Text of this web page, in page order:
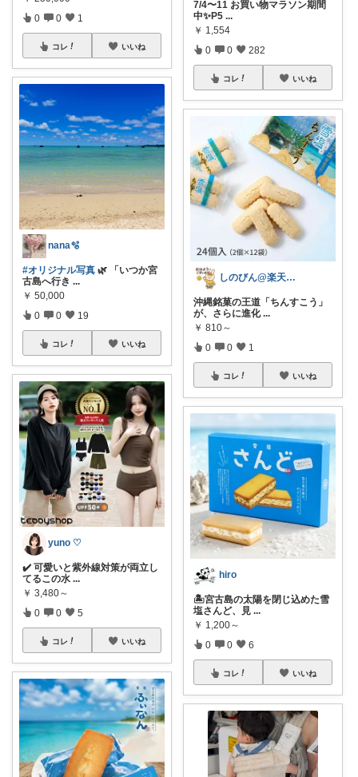
0 0 1
コレ いいね
nana🫧
#オリジナル写真 🌿 「いつか宮
古島へ行き ...
￥ 50,000
0 0 19
コレ いいね
yuno ♡
✔️ 可愛いと紫外線対策が両立し
てるこの水 ...
￥ 3,480～
0 0 5
コレ いいね
7/4〜11 お買い物マラソン期間
中✨P5 ...
￥ 1,554
0 0 282
コレ いいね
しのびん@楽天Room
沖縄銘菓の王道「ちんすこう」
が、さらに進化 ...
￥ 810～
0 0 1
コレ いいね
hiro
🏝️宮古島の太陽を閉じ込めた雪
塩さんど、見 ...
￥ 1,200～
0 0 6
コレ いいね